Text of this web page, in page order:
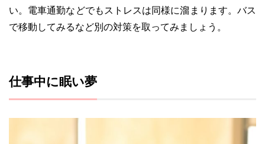
い。電車通勤などでもストレスは同様に溜まります。バス
で移動してみるなど別の対策を取ってみましょう。
仕事中に眠い夢